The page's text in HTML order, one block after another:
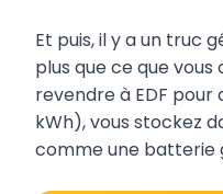
Et puis, il y a un truc
plus que ce que vous
revendre à EDF pour
kWh), vous stockez
comme une batterie